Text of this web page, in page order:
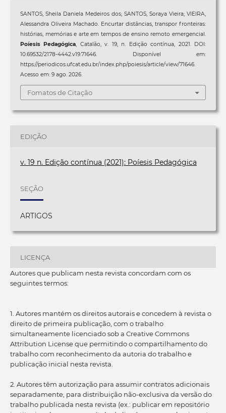
SANTOS, Sheila Daniela Medeiros dos; SANTOS, Soraya Vieira; VIEIRA,
Alessandra Oliveira Machado. Encurtar distâncias, transpor fronteiras:
histórias, memórias e arte em tempos de ensino remoto emergencial.
Poíesis Pedagógica, Catalão, v. 19, n. Edição contínua, 2021. DOI:
10.69532/2178-4442.v19.71646. Disponível em:
https://periodicos.ufcat.edu.br/index.php/poiesis/article/view/71646.
Acesso em: 9 ago. 2026.
Fomatos de Citação
EDIÇÃO
v. 19 n. Edição contínua (2021): Poíesis Pedagógica
SEÇÃO
ARTIGOS
LICENÇA
Autores que publicam nesta revista concordam com os
seguintes termos:
1. Autores mantém os direitos autorais e concedem à revista o
direito de primeira publicação, com o trabalho
simultaneamente licenciado sob a Creative Commons
Attribution License que permitindo o compartilhamento do
trabalho com reconhecimento da autoria do trabalho e
publicação inicial nesta revista.
2. Autores têm autorização para assumir contratos adicionais
separadamente, para distribuição não-exclusiva da versão do
trabalho publicada nesta revista (ex.: publicar em repositório